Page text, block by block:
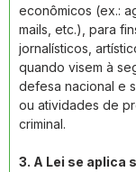
econômicos (ex.:
mails, etc.), para
jornalísticos,
quando visem à
defesa nacional e
ou atividades de
criminal.
3. A Lei se aplica